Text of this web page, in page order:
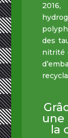
des
nitrité
une
la